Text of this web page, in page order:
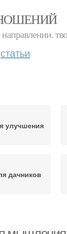
статьи
улучшения
дачников